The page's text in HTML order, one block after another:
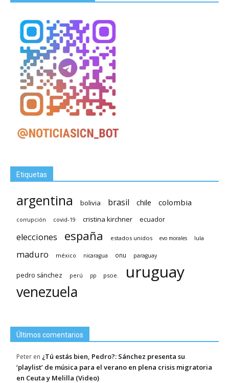
Etiquetas
argentina bolivia brasil chile colombia
corrupción covid-19 cristina kirchner ecuador
elecciones españa estados unidos evo morales lula
maduro méxico nicaragua onu paraguay
pedro sánchez perú pp psoe. uruguay
venezuela
Últimos comentarios
Peter en ¿Tú estás bien, Pedro?: Sánchez presenta su
‘playlist’ de música para el verano en plena crisis migratoria
en Ceuta y Melilla (Video)